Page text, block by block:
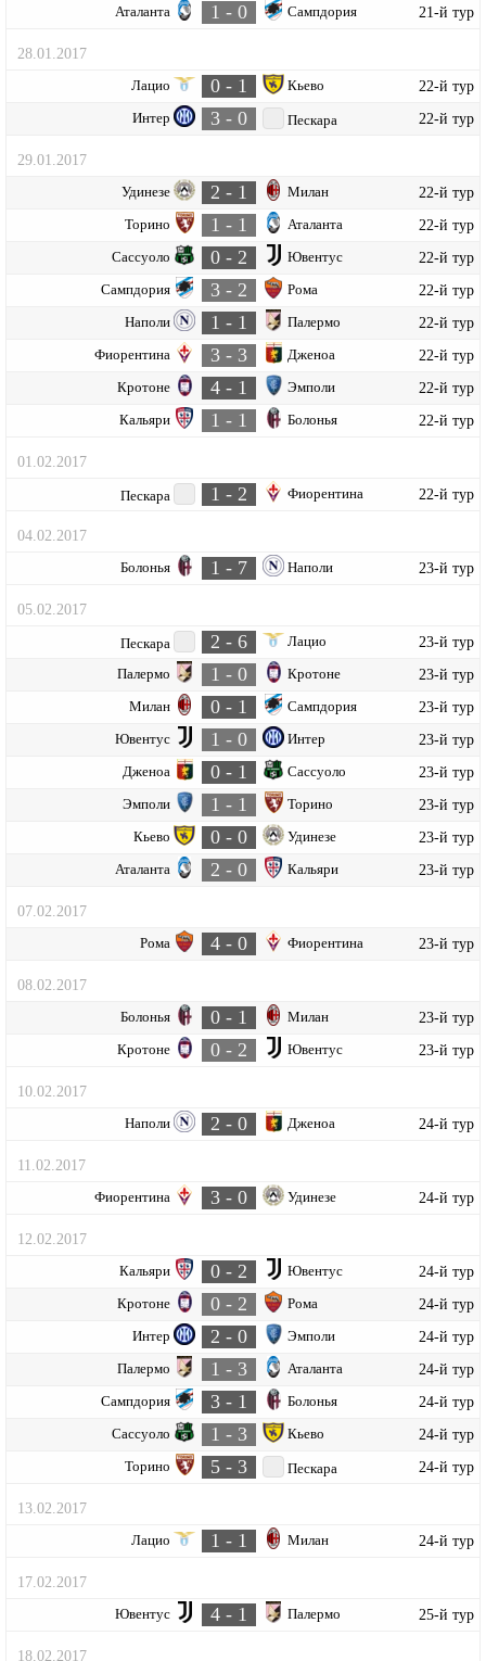
Аталанта 1 - 0 Сампдория 21-й тур
28.01.2017
Лацио 0 - 1 Кьево 22-й тур
Интер 3 - 0 Пескара 22-й тур
29.01.2017
Удинезе 2 - 1 Милан 22-й тур
Торино 1 - 1 Аталанта 22-й тур
Сассуоло 0 - 2 Ювентус 22-й тур
Сампдория 3 - 2 Рома 22-й тур
Наполи 1 - 1 Палермо 22-й тур
Фиорентина 3 - 3 Дженоа 22-й тур
Кротоне 4 - 1 Эмполи 22-й тур
Кальяри 1 - 1 Болонья 22-й тур
01.02.2017
Пескара 1 - 2 Фиорентина 22-й тур
04.02.2017
Болонья 1 - 7 Наполи 23-й тур
05.02.2017
Пескара 2 - 6 Лацио 23-й тур
Палермо 1 - 0 Кротоне 23-й тур
Милан 0 - 1 Сампдория 23-й тур
Ювентус 1 - 0 Интер 23-й тур
Дженоа 0 - 1 Сассуоло 23-й тур
Эмполи 1 - 1 Торино 23-й тур
Кьево 0 - 0 Удинезе 23-й тур
Аталанта 2 - 0 Кальяри 23-й тур
07.02.2017
Рома 4 - 0 Фиорентина 23-й тур
08.02.2017
Болонья 0 - 1 Милан 23-й тур
Кротоне 0 - 2 Ювентус 23-й тур
10.02.2017
Наполи 2 - 0 Дженоа 24-й тур
11.02.2017
Фиорентина 3 - 0 Удинезе 24-й тур
12.02.2017
Кальяри 0 - 2 Ювентус 24-й тур
Кротоне 0 - 2 Рома 24-й тур
Интер 2 - 0 Эмполи 24-й тур
Палермо 1 - 3 Аталанта 24-й тур
Сампдория 3 - 1 Болонья 24-й тур
Сассуоло 1 - 3 Кьево 24-й тур
Торино 5 - 3 Пескара 24-й тур
13.02.2017
Лацио 1 - 1 Милан 24-й тур
17.02.2017
Ювентус 4 - 1 Палермо 25-й тур
18.02.2017